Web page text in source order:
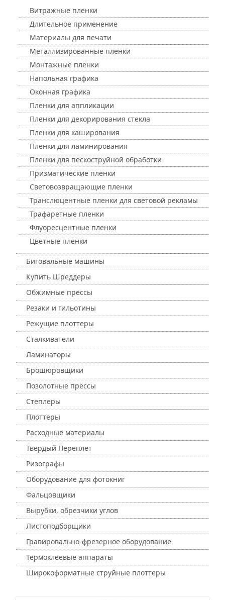
Витражные пленки
Длительное применение
Материалы для печати
Металлизированные пленки
Монтажные пленки
Напольная графика
Оконная графика
Пленки для аппликации
Пленки для декорирования стекла
Пленки для каширования
Пленки для ламинирования
Пленки для пескоструйной обработки
Призматические пленки
Световозвращающие пленки
Транслюцентные пленки для световой рекламы
Трафаретные пленки
Флуоресцентные пленки
Цветные пленки
Биговальные машины
Купить Шреддеры
Обжимные прессы
Резаки и гильотины
Режущие плоттеры
Сталкиватели
Ламинаторы
Брошюровщики
Позолотные прессы
Степлеры
Плоттеры
Расходные материалы
Твердый Переплет
Ризографы
Оборудование для фотокниг
Фальцовщики
Вырубки, обрезчики углов
Листоподборщики
Гравировально-фрезерное оборудование
Термоклеевые аппараты
Широкоформатные струйные плоттеры